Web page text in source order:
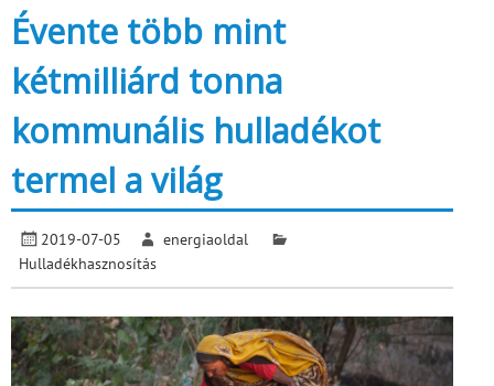
Évente több mint
kétmilliárd tonna
kommunális hulladékot
termel a világ
2019-07-05
energiaoldal
Hulladékhasznosítás